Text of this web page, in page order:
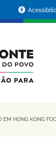
EM HONG KONG